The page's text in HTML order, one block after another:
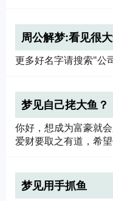
周公解梦:看见很
更多好名字请搜索"公
梦见自己㧯大鱼？
你好，想成为富豪就
爱财要取之有道，希
梦见用手抓鱼